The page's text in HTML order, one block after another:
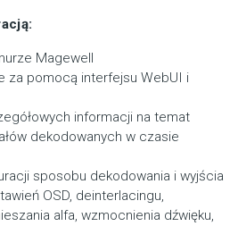
Magewell
za pomocą interfejsu WebUI i
informacji na temat
dekodowanych w czasie
sposobu dekodowania i wyjścia
OSD, deinterlacingu,
alfa, wzmocnienia dźwięku,